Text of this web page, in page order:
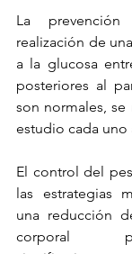
La
realización de
a la glucosa
posteriores al
son normales,
estudio cada uno
El control del
las estrategias
una reducción
corporal